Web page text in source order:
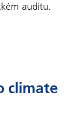
auditu.
climate